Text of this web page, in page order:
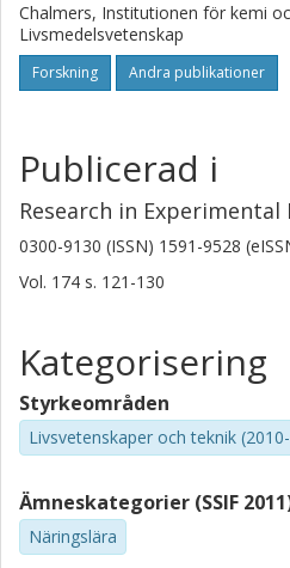
Chalmers, Institutionen för kemi
Livsmedelsvetenskap
Forskning Andra publikationer
Publicerad i
Research in Experimental
0300-9130 (ISSN) 1591-9528
Vol. 174 s. 121-130
Kategorisering
Styrkeområden
Livsvetenskaper och teknik
Ämneskategorier (SSIF
Näringslära